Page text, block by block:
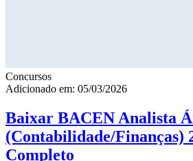
Concursos
Adicionado em: 05/03/2026
Baixar BACEN Analista
(Contabilidade/Finanças)
Completo